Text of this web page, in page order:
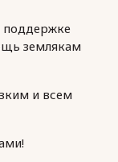
поддержке
землякам
и всем